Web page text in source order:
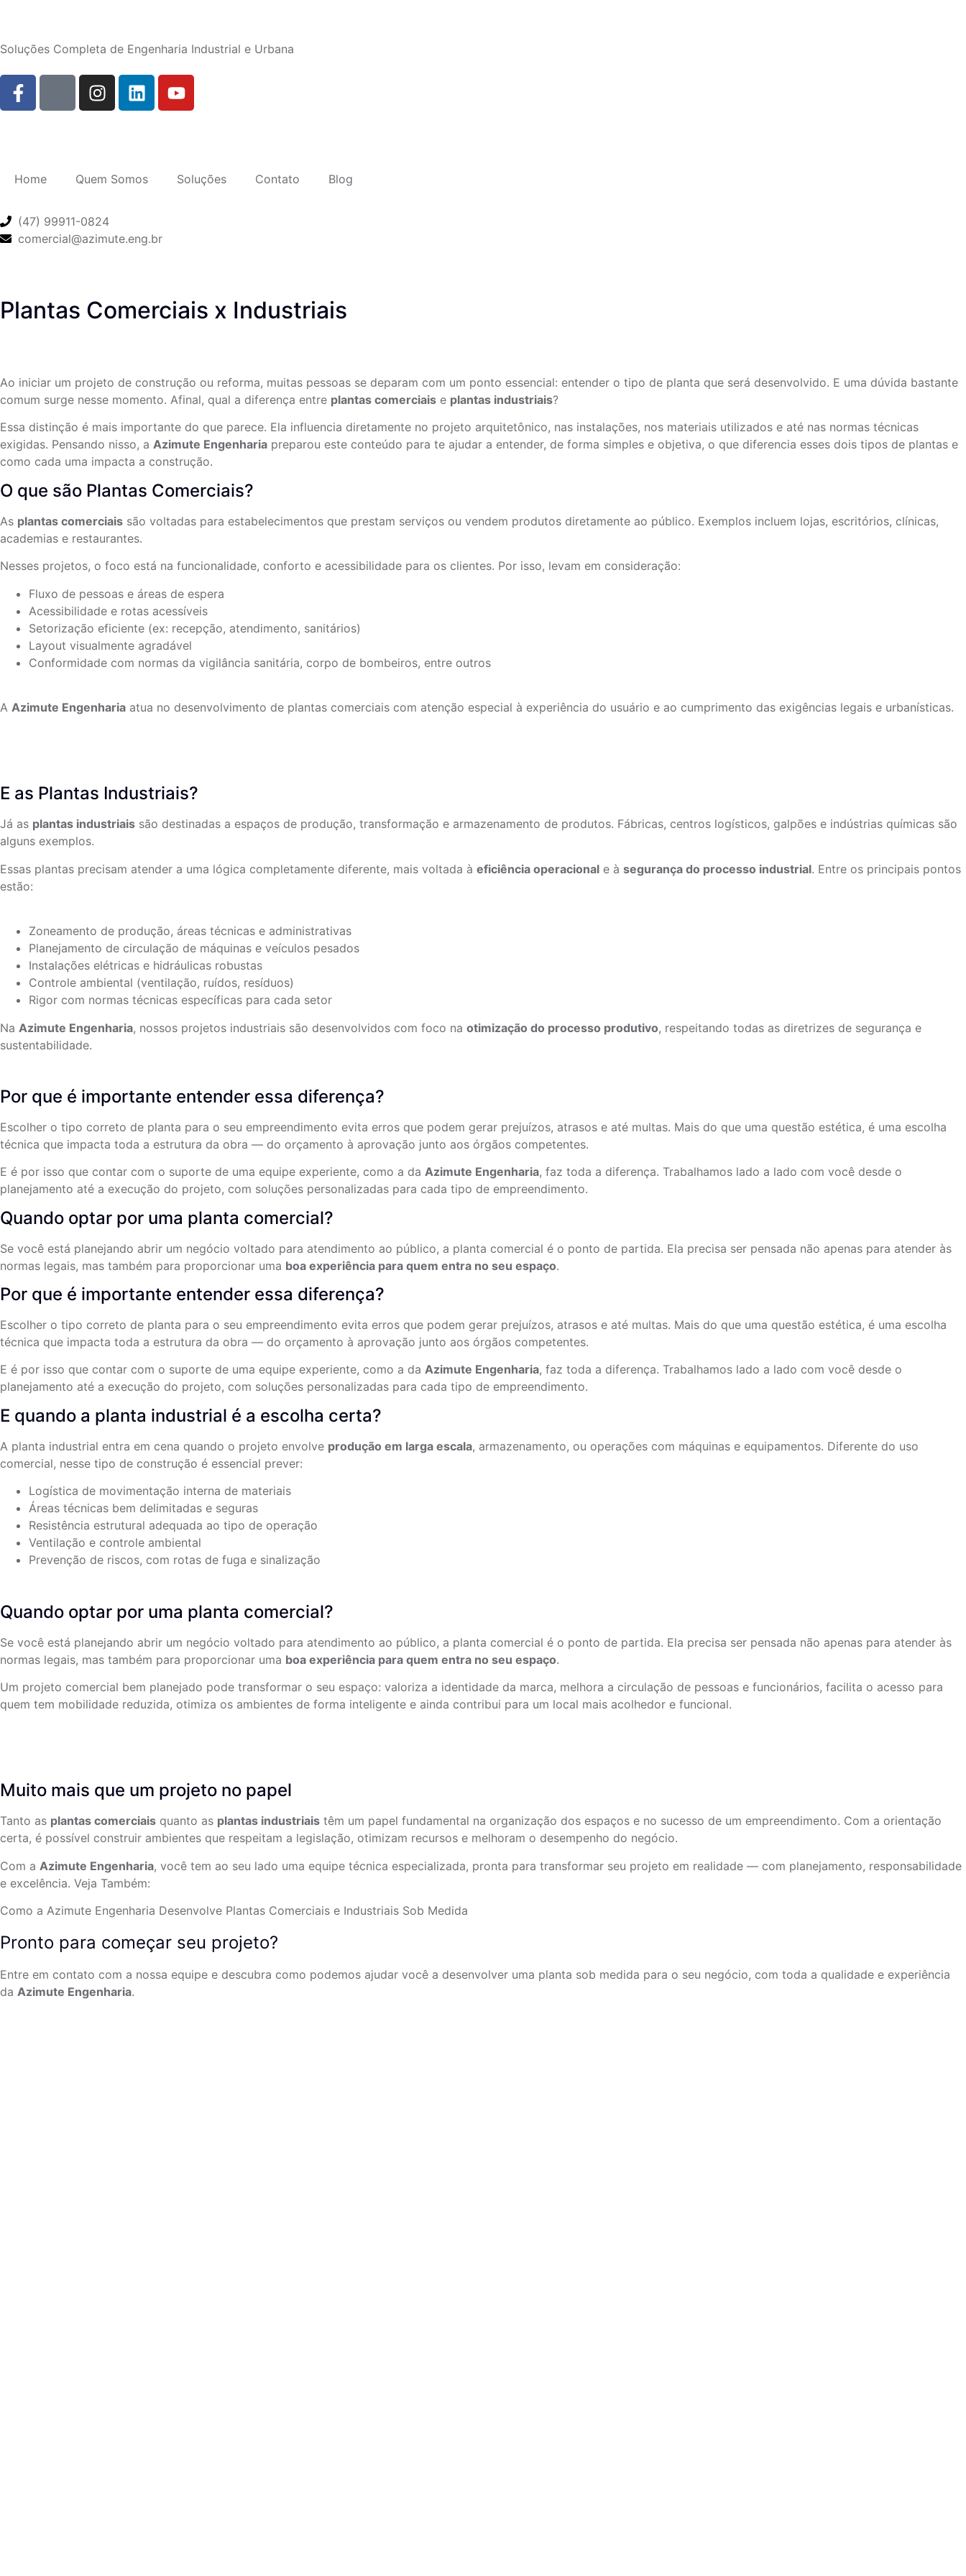
Soluções Completa de Engenharia Industrial e Urbana
Home Quem Somos Soluções Contato Blog
(47) 99911-0824
comercial@azimute.eng.br
Plantas Comerciais x Industriais
Ao iniciar um projeto de construção ou reforma, muitas pessoas se deparam com um ponto essencial: entender o tipo de planta que será desenvolvido. E uma dúvida bastante
comum surge nesse momento. Afinal, qual a diferença entre plantas comerciais e plantas industriais?
Essa distinção é mais importante do que parece. Ela influencia diretamente no projeto arquitetônico, nas instalações, nos materiais utilizados e até nas normas técnicas
exigidas. Pensando nisso, a Azimute Engenharia preparou este conteúdo para te ajudar a entender, de forma simples e objetiva, o que diferencia esses dois tipos de plantas e
como cada uma impacta a construção.
O que são Plantas Comerciais?
As plantas comerciais são voltadas para estabelecimentos que prestam serviços ou vendem produtos diretamente ao público. Exemplos incluem lojas, escritórios, clínicas,
academias e restaurantes.
Nesses projetos, o foco está na funcionalidade, conforto e acessibilidade para os clientes. Por isso, levam em consideração:
Fluxo de pessoas e áreas de espera
Acessibilidade e rotas acessíveis
Setorização eficiente (ex: recepção, atendimento, sanitários)
Layout visualmente agradável
Conformidade com normas da vigilância sanitária, corpo de bombeiros, entre outros
A Azimute Engenharia atua no desenvolvimento de plantas comerciais com atenção especial à experiência do usuário e ao cumprimento das exigências legais e urbanísticas.
E as Plantas Industriais?
Já as plantas industriais são destinadas a espaços de produção, transformação e armazenamento de produtos. Fábricas, centros logísticos, galpões e indústrias químicas são
alguns exemplos.
Essas plantas precisam atender a uma lógica completamente diferente, mais voltada à eficiência operacional e à segurança do processo industrial. Entre os principais pontos
estão:
Zoneamento de produção, áreas técnicas e administrativas
Planejamento de circulação de máquinas e veículos pesados
Instalações elétricas e hidráulicas robustas
Controle ambiental (ventilação, ruídos, resíduos)
Rigor com normas técnicas específicas para cada setor
Na Azimute Engenharia, nossos projetos industriais são desenvolvidos com foco na otimização do processo produtivo, respeitando todas as diretrizes de segurança e
sustentabilidade.
Por que é importante entender essa diferença?
Escolher o tipo correto de planta para o seu empreendimento evita erros que podem gerar prejuízos, atrasos e até multas. Mais do que uma questão estética, é uma escolha
técnica que impacta toda a estrutura da obra — do orçamento à aprovação junto aos órgãos competentes.
E é por isso que contar com o suporte de uma equipe experiente, como a da Azimute Engenharia, faz toda a diferença. Trabalhamos lado a lado com você desde o
planejamento até a execução do projeto, com soluções personalizadas para cada tipo de empreendimento.
Quando optar por uma planta comercial?
Se você está planejando abrir um negócio voltado para atendimento ao público, a planta comercial é o ponto de partida. Ela precisa ser pensada não apenas para atender às
normas legais, mas também para proporcionar uma boa experiência para quem entra no seu espaço.
Por que é importante entender essa diferença?
Escolher o tipo correto de planta para o seu empreendimento evita erros que podem gerar prejuízos, atrasos e até multas. Mais do que uma questão estética, é uma escolha
técnica que impacta toda a estrutura da obra — do orçamento à aprovação junto aos órgãos competentes.
E é por isso que contar com o suporte de uma equipe experiente, como a da Azimute Engenharia, faz toda a diferença. Trabalhamos lado a lado com você desde o
planejamento até a execução do projeto, com soluções personalizadas para cada tipo de empreendimento.
E quando a planta industrial é a escolha certa?
A planta industrial entra em cena quando o projeto envolve produção em larga escala, armazenamento, ou operações com máquinas e equipamentos. Diferente do uso
comercial, nesse tipo de construção é essencial prever:
Logística de movimentação interna de materiais
Áreas técnicas bem delimitadas e seguras
Resistência estrutural adequada ao tipo de operação
Ventilação e controle ambiental
Prevenção de riscos, com rotas de fuga e sinalização
Quando optar por uma planta comercial?
Se você está planejando abrir um negócio voltado para atendimento ao público, a planta comercial é o ponto de partida. Ela precisa ser pensada não apenas para atender às
normas legais, mas também para proporcionar uma boa experiência para quem entra no seu espaço.
Um projeto comercial bem planejado pode transformar o seu espaço: valoriza a identidade da marca, melhora a circulação de pessoas e funcionários, facilita o acesso para
quem tem mobilidade reduzida, otimiza os ambientes de forma inteligente e ainda contribui para um local mais acolhedor e funcional.
Muito mais que um projeto no papel
Tanto as plantas comerciais quanto as plantas industriais têm um papel fundamental na organização dos espaços e no sucesso de um empreendimento. Com a orientação
certa, é possível construir ambientes que respeitam a legislação, otimizam recursos e melhoram o desempenho do negócio.
Com a Azimute Engenharia, você tem ao seu lado uma equipe técnica especializada, pronta para transformar seu projeto em realidade — com planejamento, responsabilidade
e excelência. Veja Também:
Como a Azimute Engenharia Desenvolve Plantas Comerciais e Industriais Sob Medida
Pronto para começar seu projeto?
Entre em contato com a nossa equipe e descubra como podemos ajudar você a desenvolver uma planta sob medida para o seu negócio, com toda a qualidade e experiência
da Azimute Engenharia.